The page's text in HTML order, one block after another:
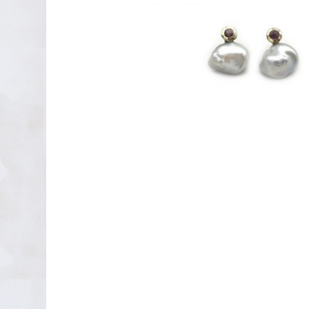
PENDIENTES DE PLATA
XAVIER DEL CERRO